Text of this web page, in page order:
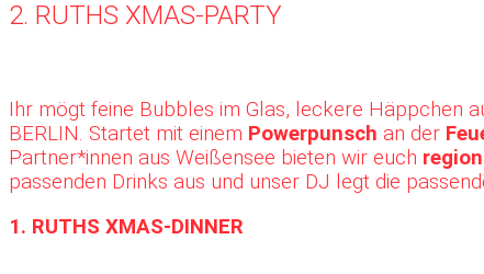
2. RUTHS XMAS-PARTY
Ihr mögt feine Bubbles im Glas, leckere Häppchen
BERLIN. Startet mit einem Powerpunsch an der
Partner*innen aus Weißensee bieten wir euch
passenden Drinks aus und unser DJ legt die
1. RUTHS XMAS-DINNER